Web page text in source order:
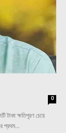
0
টাকা ক্ষতিপূরণ চেয়ে
প্রথম...